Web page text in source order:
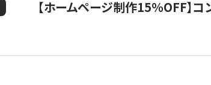
【ホームページ制作15％OFF】